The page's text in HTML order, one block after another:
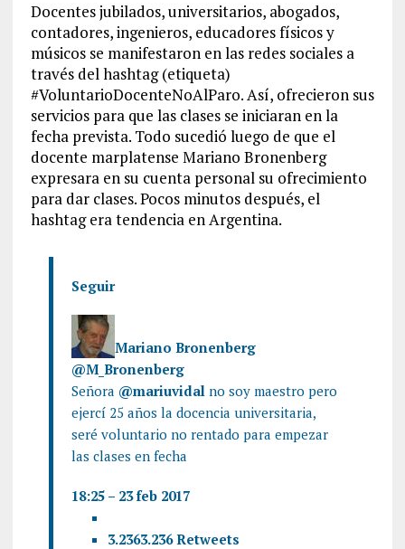
Docentes jubilados, universitarios, abogados,
contadores, ingenieros, educadores físicos y
músicos se manifestaron en las redes sociales a
través del hashtag (etiqueta)
#VoluntarioDocenteNoAlParo. Así, ofrecieron sus
servicios para que las clases se iniciaran en la
fecha prevista. Todo sucedió luego de que el
docente marplatense Mariano Bronenberg
expresara en su cuenta personal su ofrecimiento
para dar clases. Pocos minutos después, el
hashtag era tendencia en Argentina.
Seguir
Mariano Bronenberg
@M_Bronenberg
Señora @mariuvidalno soy maestro pero
ejercí 25 años la docencia universitaria,
seré voluntario no rentado para empezar
las clases en fecha
18:25 – 23 feb 2017
3.2363.236 Retweets